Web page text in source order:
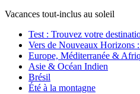
Vacances tout-inclus au soleil
Test : Trouvez votre
Vers de Nouveaux Horizons
Europe, Méditerranée &
Asie & Océan Indien
Brésil
Été à la montagne